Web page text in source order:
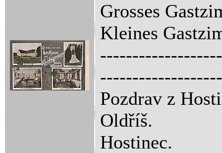
Grosses
Kleines
-------------------
Pozdrav z
Oldříš.
Hostinec.